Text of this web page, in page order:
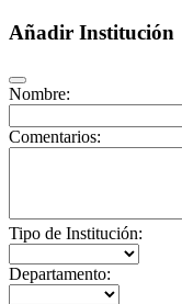
Añadir Institución
Nombre:
Comentarios:
Tipo de Institución:
Departamento: